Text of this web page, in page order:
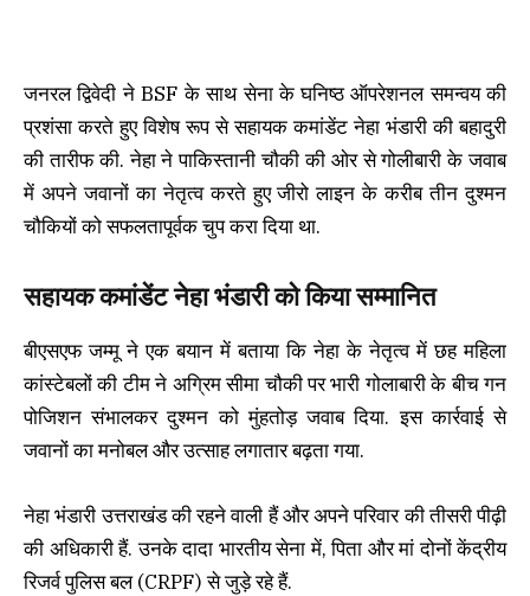
जनरल द्विवेदी ने BSF के साथ सेना के घनिष्ठ ऑपरेशनल समन्वय की
प्रशंसा करते हुए विशेष रूप से सहायक कमांडेंट नेहा भंडारी की बहादुरी
की तारीफ की. नेहा ने पाकिस्तानी चौकी की ओर से गोलीबारी के जवाब
में अपने जवानों का नेतृत्व करते हुए जीरो लाइन के करीब तीन दुश्मन
चौकियों को सफलतापूर्वक चुप करा दिया था.
सहायक कमांडेंट नेहा भंडारी को किया सम्मानित
बीएसएफ जम्मू ने एक बयान में बताया कि नेहा के नेतृत्व में छह महिला
कांस्टेबलों की टीम ने अग्रिम सीमा चौकी पर भारी गोलाबारी के बीच गन
पोजिशन संभालकर दुश्मन को मुंहतोड़ जवाब दिया. इस कार्रवाई से
जवानों का मनोबल और उत्साह लगातार बढ़ता गया.
नेहा भंडारी उत्तराखंड की रहने वाली हैं और अपने परिवार की तीसरी पीढ़ी
की अधिकारी हैं. उनके दादा भारतीय सेना में, पिता और मां दोनों केंद्रीय
रिजर्व पुलिस बल (CRPF) से जुड़े रहे हैं.